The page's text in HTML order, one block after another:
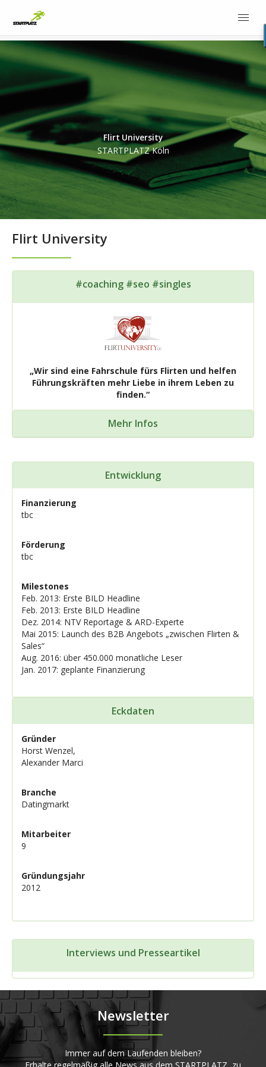
Flirt University
STARTPLATZ Köln
Flirt University
#coaching #seo #singles
„Wir sind eine Fahrschule fürs Flirten und helfen
Führungskräften mehr Liebe in ihrem Leben zu
finden.“
Mehr Infos
Entwicklung
Finanzierung
tbc
Förderung
tbc
Milestones
Feb. 2013: Erste BILD Headline
Feb. 2013: Erste BILD Headline
Dez. 2014: NTV Reportage & ARD-Experte
Mai 2015: Launch des B2B Angebots „zwischen Flirten &
Sales“
Aug. 2016: über 450.000 monatliche Leser
Jan. 2017: geplante Finanzierung
Eckdaten
Gründer
Horst Wenzel,
Alexander Marci
Branche
Datingmarkt
Mitarbeiter
9
Gründungsjahr
2012
Interviews und Presseartikel
Newsletter
Immer auf dem Laufenden bleiben?